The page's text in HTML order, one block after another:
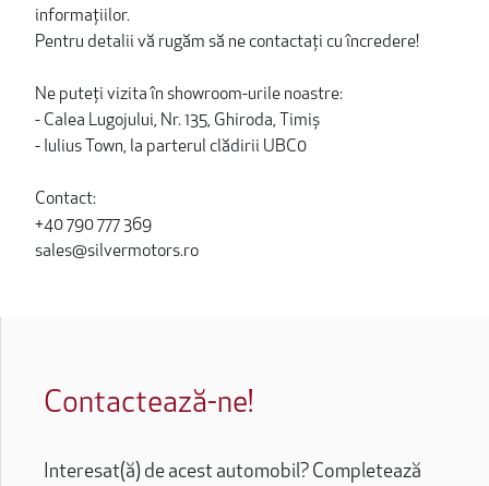
informațiilor.
Pentru detalii vă rugăm să ne contactați cu încredere!
Ne puteți vizita în showroom-urile noastre:
- Calea Lugojului, Nr. 135, Ghiroda, Timiș
- Iulius Town, la parterul clădirii UBC0
Contact:
+40 790 777 369
sales@silvermotors.ro
Contactează-ne!
Interesat(ă) de acest automobil? Completează